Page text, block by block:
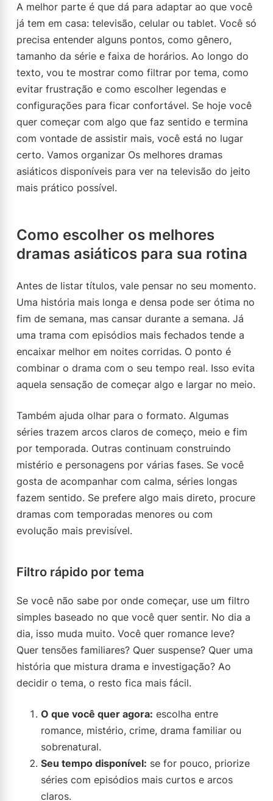
A melhor parte é que dá para adaptar ao que você
já tem em casa: televisão, celular ou tablet. Você só
precisa entender alguns pontos, como gênero,
tamanho da série e faixa de horários. Ao longo do
texto, vou te mostrar como filtrar por tema, como
evitar frustração e como escolher legendas e
configurações para ficar confortável. Se hoje você
quer começar com algo que faz sentido e termina
com vontade de assistir mais, você está no lugar
certo. Vamos organizar Os melhores dramas
asiáticos disponíveis para ver na televisão do jeito
mais prático possível.
Como escolher os melhores
dramas asiáticos para sua rotina
Antes de listar títulos, vale pensar no seu momento.
Uma história mais longa e densa pode ser ótima no
fim de semana, mas cansar durante a semana. Já
uma trama com episódios mais fechados tende a
encaixar melhor em noites corridas. O ponto é
combinar o drama com o seu tempo real. Isso evita
aquela sensação de começar algo e largar no meio.
Também ajuda olhar para o formato. Algumas
séries trazem arcos claros de começo, meio e fim
por temporada. Outras continuam construindo
mistério e personagens por várias fases. Se você
gosta de acompanhar com calma, séries longas
fazem sentido. Se prefere algo mais direto, procure
dramas com temporadas menores ou com
evolução mais previsível.
Filtro rápido por tema
Se você não sabe por onde começar, use um filtro
simples baseado no que você quer sentir. No dia a
dia, isso muda muito. Você quer romance leve?
Quer tensões familiares? Quer suspense? Quer uma
história que mistura drama e investigação? Ao
decidir o tema, o resto fica mais fácil.
O que você quer agora: escolha entre
romance, mistério, crime, drama familiar ou
sobrenatural.
Seu tempo disponível: se for pouco, priorize
séries com episódios mais curtos e arcos
claros.